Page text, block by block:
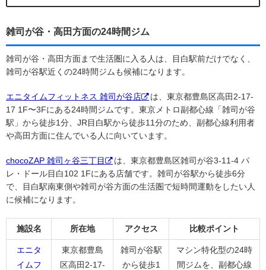
雑司が谷・高田方面の24時間ジム
雑司が谷・高田方面まで生活圏に入る人は、目白駅前だけでなく、
雑司が谷駅近くの24時間ジムも候補になります。
エニタイムフィットネス 雑司が谷店
は、東京都豊島区高田2-17-
17 1F〜3Fにある24時間ジムです。東京メトロ副都心線「雑司が谷
駅」から徒歩1分、JR目白駅から徒歩11分のため、副都心線利用者
や高田方面に住んでいる人に向いています。
chocoZAP 雑司ヶ谷三丁目
は、東京都豊島区雑司が谷3-11-4 パ
レ・ドール目白102 1Fにある店舗です。雑司が谷駅から徒歩6分
で、目白駅南東側や雑司が谷方面の生活圏で短時間運動をしたい人
に候補になります。
施設名 所在地 アクセス 比較ポイント
エニタ
イムフ
東京都豊島
区高田2-17-
雑司が谷駅
から徒歩1
マシン特化型の24時
間ジムを、副都心線